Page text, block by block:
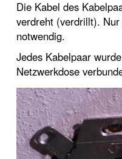
Die Kabel des
verdreht (verdrillt).
notwendig.
Jedes Kabelpaar
Netzwerkdose